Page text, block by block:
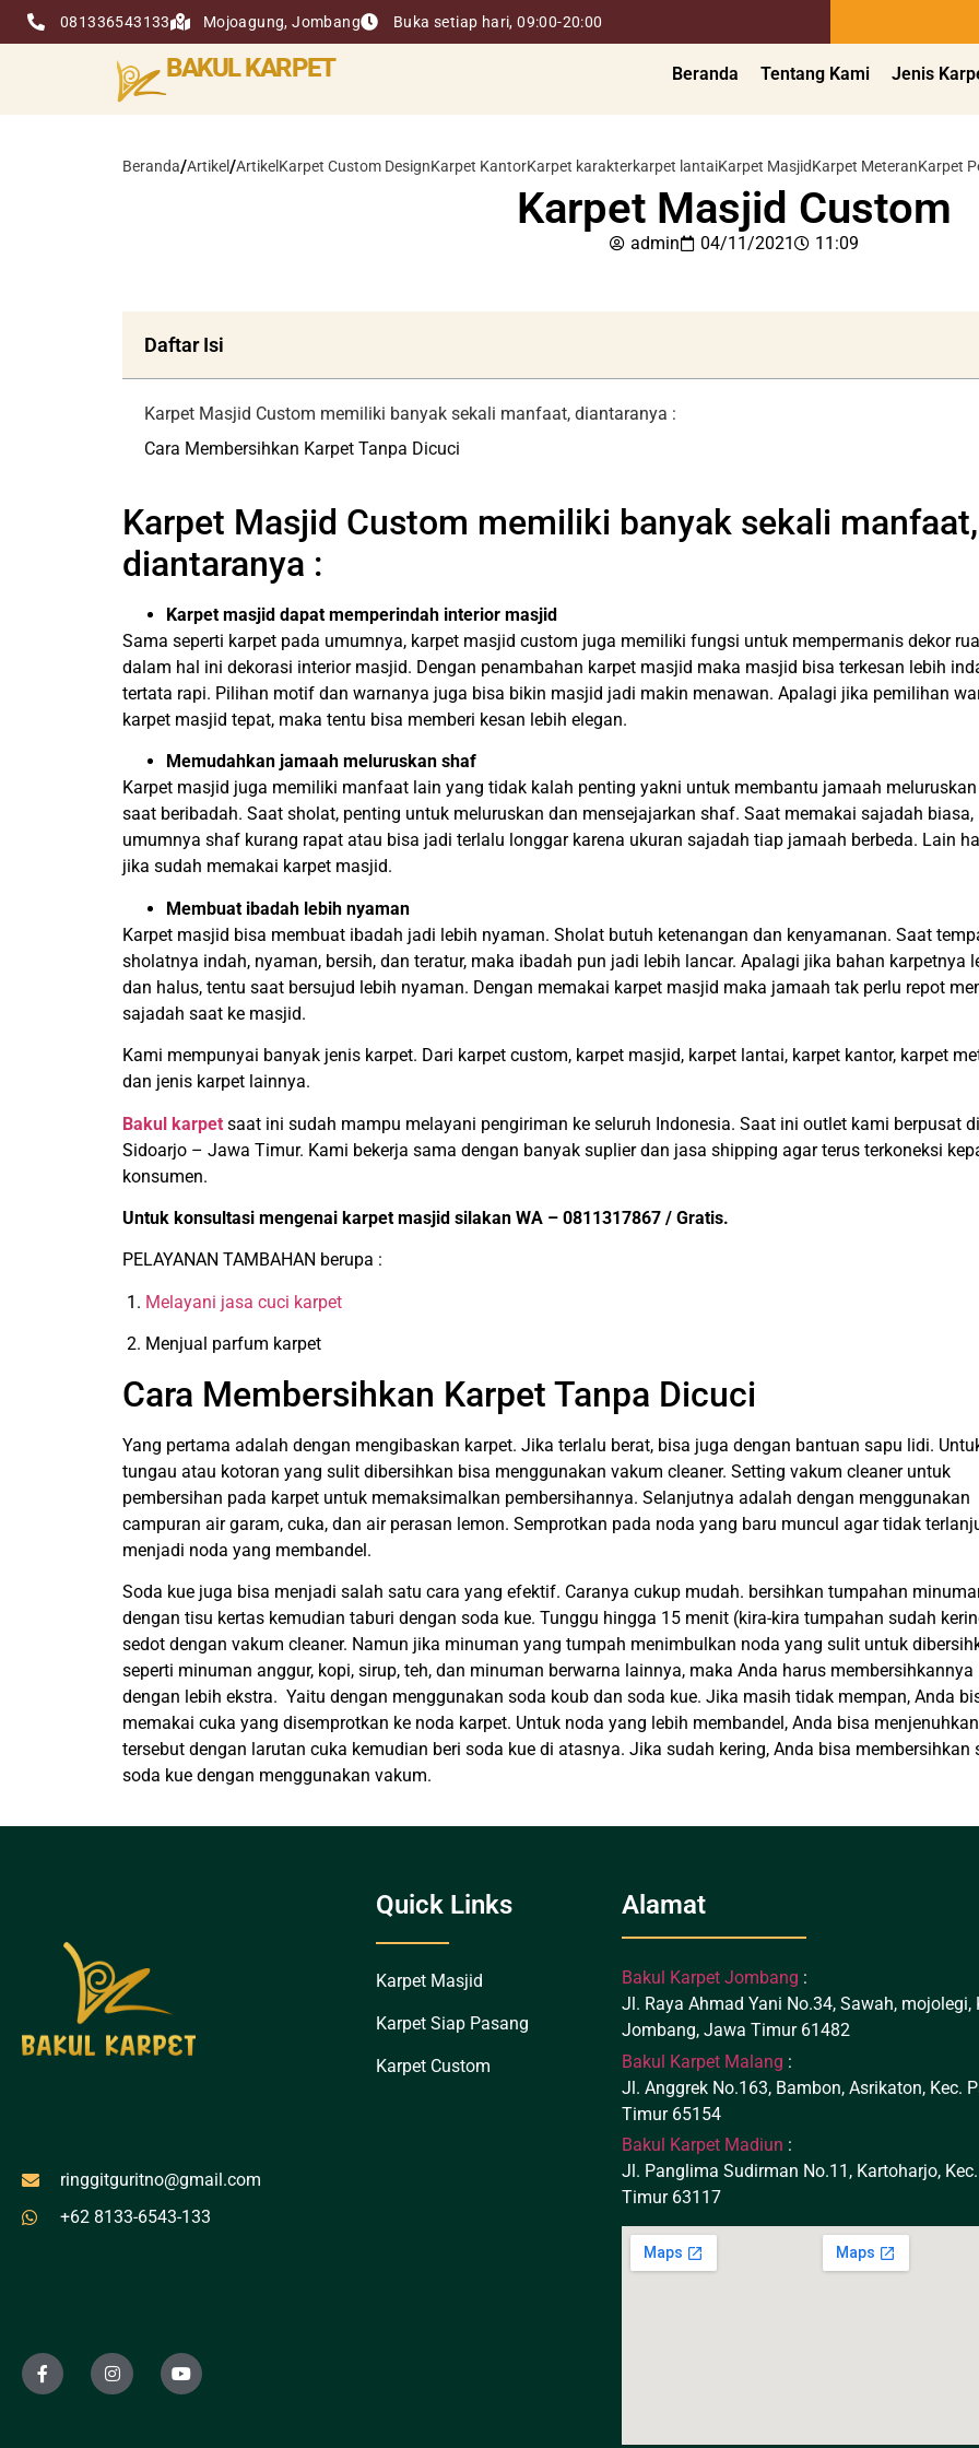
081336543133 Mojoagung, Jombang Buka setiap hari, 09:00-20:00
BAKUL KARPET Beranda Tentang Kami Jenis
Beranda/Artikel/Artikel Karpet Custom DesignKarpet KantorKarpet karakterkarpet lantaiKarpet MasjidKarpet MeteranKarpet
Karpet Masjid Custom
admin 04/11/2021 11:09
Daftar Isi
Karpet Masjid Custom memiliki banyak sekali manfaat, diantaranya :
Cara Membersihkan Karpet Tanpa Dicuci
Karpet Masjid Custom memiliki banyak sekali manfaat,
diantaranya :
Karpet masjid dapat memperindah interior masjid
Sama seperti karpet pada umumnya, karpet masjid custom juga memiliki fungsi untuk mempermanis dekor
dalam hal ini dekorasi interior masjid. Dengan penambahan karpet masjid maka masjid bisa terkesan lebih
tertata rapi. Pilihan motif dan warnanya juga bisa bikin masjid jadi makin menawan. Apalagi jika pemilihan
karpet masjid tepat, maka tentu bisa memberi kesan lebih elegan.
Memudahkan jamaah meluruskan shaf
Karpet masjid juga memiliki manfaat lain yang tidak kalah penting yakni untuk membantu jamaah
saat beribadah. Saat sholat, penting untuk meluruskan dan mensejajarkan shaf. Saat memakai sajadah biasa,
umumnya shaf kurang rapat atau bisa jadi terlalu longgar karena ukuran sajadah tiap jamaah berbeda. Lain
jika sudah memakai karpet masjid.
Membuat ibadah lebih nyaman
Karpet masjid bisa membuat ibadah jadi lebih nyaman. Sholat butuh ketenangan dan kenyamanan. Saat
sholatnya indah, nyaman, bersih, dan teratur, maka ibadah pun jadi lebih lancar. Apalagi jika bahan karpetnya
dan halus, tentu saat bersujud lebih nyaman. Dengan memakai karpet masjid maka jamaah tak perlu repot
sajadah saat ke masjid.
Kami mempunyai banyak jenis karpet. Dari karpet custom, karpet masjid, karpet lantai, karpet kantor, karpet
dan jenis karpet lainnya.
Bakul karpet saat ini sudah mampu melayani pengiriman ke seluruh Indonesia. Saat ini outlet kami berpusat di
Sidoarjo – Jawa Timur. Kami bekerja sama dengan banyak suplier dan jasa shipping agar terus terkoneksi
konsumen.
Untuk konsultasi mengenai karpet masjid silakan WA – 0811317867 / Gratis.
PELAYANAN TAMBAHAN berupa :
1. Melayani jasa cuci karpet
2. Menjual parfum karpet
Cara Membersihkan Karpet Tanpa Dicuci
Yang pertama adalah dengan mengibaskan karpet. Jika terlalu berat, bisa juga dengan bantuan sapu lidi.
tungau atau kotoran yang sulit dibersihkan bisa menggunakan vakum cleaner. Setting vakum cleaner untuk
pembersihan pada karpet untuk memaksimalkan pembersihannya. Selanjutnya adalah dengan menggunakan
campuran air garam, cuka, dan air perasan lemon. Semprotkan pada noda yang baru muncul agar tidak
menjadi noda yang membandel.
Soda kue juga bisa menjadi salah satu cara yang efektif. Caranya cukup mudah. bersihkan tumpahan
dengan tisu kertas kemudian taburi dengan soda kue. Tunggu hingga 15 menit (kira-kira tumpahan sudah
sedot dengan vakum cleaner. Namun jika minuman yang tumpah menimbulkan noda yang sulit untuk
seperti minuman anggur, kopi, sirup, teh, dan minuman berwarna lainnya, maka Anda harus membersihkannya
dengan lebih ekstra. Yaitu dengan menggunakan soda koub dan soda kue. Jika masih tidak mempan, Anda
memakai cuka yang disemprotkan ke noda karpet. Untuk noda yang lebih membandel, Anda bisa
tersebut dengan larutan cuka kemudian beri soda kue di atasnya. Jika sudah kering, Anda bisa membersihkan
soda kue dengan menggunakan vakum.
ringgitguritno@gmail.com
+62 8133-6543-133
Quick Links
Karpet Masjid
Karpet Siap Pasang
Karpet Custom
Alamat
Bakul Karpet Jombang :
Jl. Raya Ahmad Yani No.34, Sawah,
Jombang, Jawa Timur 61482
Bakul Karpet Malang :
Jl. Anggrek No.163, Bambon, Asrikaton, Kec.
Timur 65154
Bakul Karpet Madiun :
Jl. Panglima Sudirman No.11, Kartoharjo,
Timur 63117